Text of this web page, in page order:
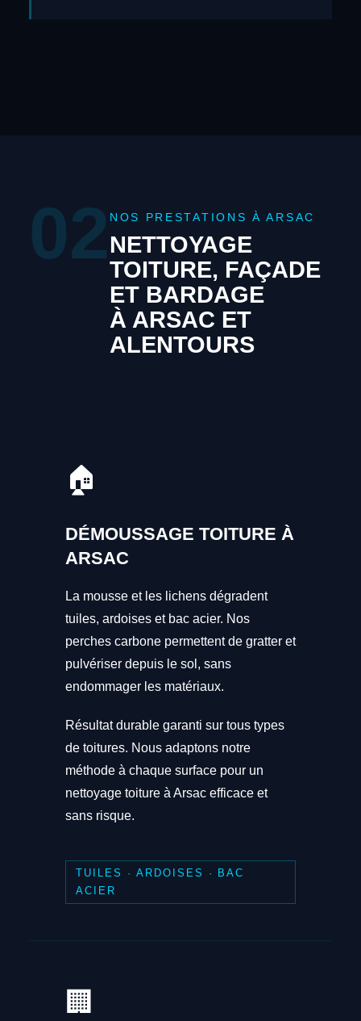
02 NOS PRESTATIONS À ARSAC
NETTOYAGE
TOITURE, FAÇADE
ET BARDAGE
À ARSAC ET
ALENTOURS
🏠
DÉMOUSSAGE TOITURE À
ARSAC
La mousse et les lichens dégradent
tuiles, ardoises et bac acier. Nos
perches carbone permettent de gratter et
pulvériser depuis le sol, sans
endommager les matériaux.
Résultat durable garanti sur tous types
de toitures. Nous adaptons notre
méthode à chaque surface pour un
nettoyage toiture à Arsac efficace et
sans risque.
TUILES · ARDOISES · BAC
ACIER
🏢